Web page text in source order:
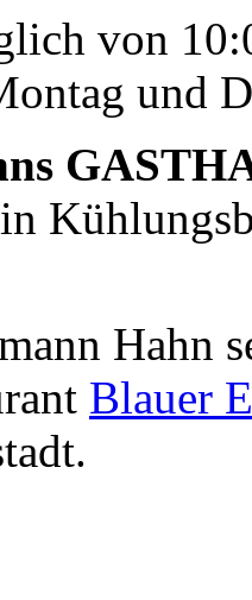
mit dem Blick für
und
von
und
Hahn
Blauer